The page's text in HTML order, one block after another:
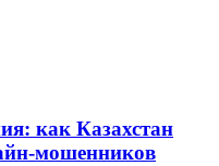
как Казахстан
мошенников